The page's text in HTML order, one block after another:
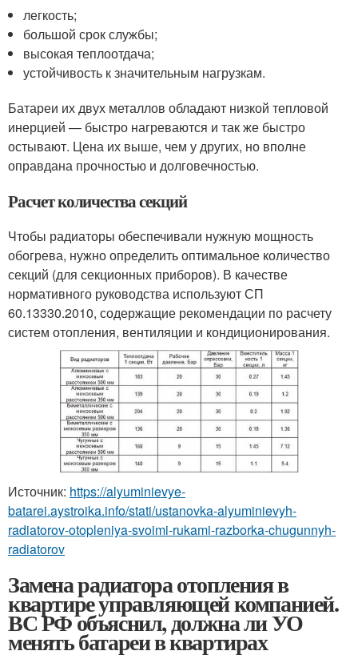
легкость;
большой срок службы;
высокая теплоотдача;
устойчивость к значительным нагрузкам.
Батареи их двух металлов обладают низкой тепловой
инерцией — быстро нагреваются и так же быстро
остывают. Цена их выше, чем у других, но вполне
оправдана прочностью и долговечностью.
Расчет количества секций
Чтобы радиаторы обеспечивали нужную мощность
обогрева, нужно определить оптимальное количество
секций (для секционных приборов). В качестве
нормативного руководства используют СП
60.13330.2010, содержащие рекомендации по расчету
систем отопления, вентиляции и кондиционирования.
Источник: https://alyuminievye-
batarei.aystroika.info/stati/ustanovka-alyuminievyh-
radiatorov-otopleniya-svoimi-rukami-razborka-chugunnyh-
radiatorov
Замена радиатора отопления в
квартире управляющей компанией.
ВС РФ объяснил, должна ли УО
менять батареи в квартирах